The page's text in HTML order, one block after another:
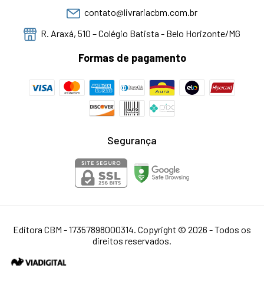
contato@livrariacbm.com.br
R. Araxá, 510 – Colégio Batista - Belo Horizonte/MG
Formas de pagamento
Segurança
Editora CBM - 17357898000314. Copyright © 2026 - Todos os
direitos reservados.